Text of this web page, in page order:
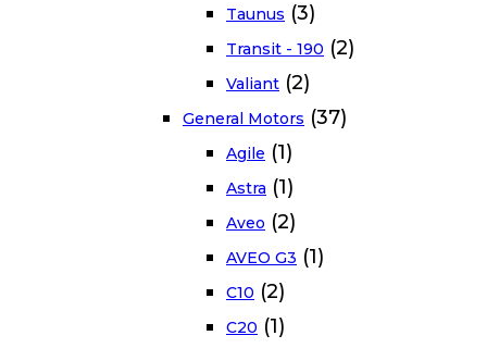
Taunus (3)
Transit - 190 (2)
Valiant (2)
General Motors (37)
Agile (1)
Astra (1)
Aveo (2)
AVEO G3 (1)
C10 (2)
C20 (1)